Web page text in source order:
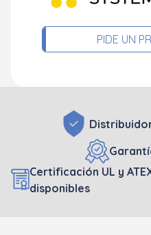
PIDE UN
Certificación UL y
disponibles